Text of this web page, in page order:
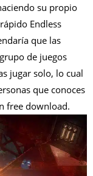
su propio
Endless
que las
de juegos
jugar solo, lo cual
que conoces
free download.